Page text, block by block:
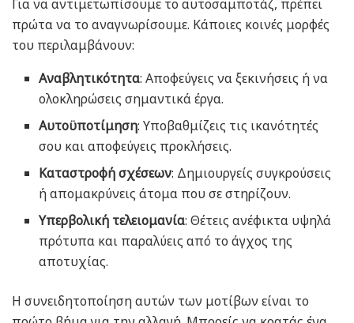
Για να αντιμετωπίσουμε το αυτοσαμποτάζ, πρέπει
πρώτα να το αναγνωρίσουμε. Κάποιες κοινές μορφές
του περιλαμβάνουν:
Αναβλητικότητα: Αποφεύγεις να ξεκινήσεις ή να
ολοκληρώσεις σημαντικά έργα.
Αυτοϋποτίμηση: Υποβαθμίζεις τις ικανότητές
σου και αποφεύγεις προκλήσεις.
Καταστροφή σχέσεων: Δημιουργείς συγκρούσεις
ή απομακρύνεις άτομα που σε στηρίζουν.
Υπερβολική τελειομανία: Θέτεις ανέφικτα υψηλά
πρότυπα και παραλύεις από το άγχος της
αποτυχίας.
Η συνειδητοποίηση αυτών των μοτίβων είναι το